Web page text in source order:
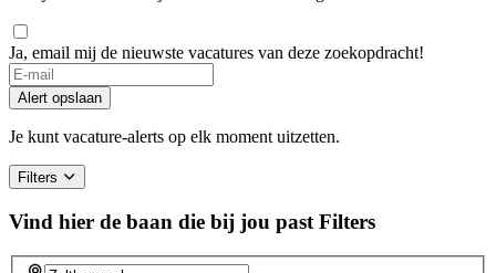
Ja, email mij de nieuwste vacatures van deze zoekopdracht!
Alert opslaan
Je kunt vacature-alerts op elk moment uitzetten.
Filters
Vind hier de baan die bij jou past Filters